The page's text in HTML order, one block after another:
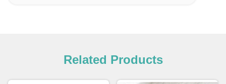
Related Products